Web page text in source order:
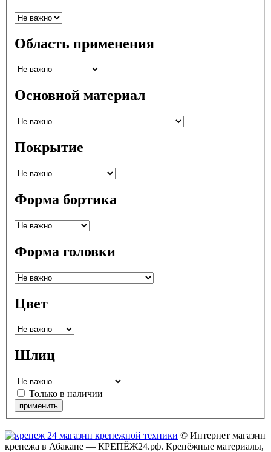
Область применения
Основной материал
Покрытие
Форма бортика
Форма головки
Цвет
Шлиц
Только в наличии
© Интернет магазин
крепежа в Абакане — КРЕПЁЖ24.рф. Крепёжные материалы,